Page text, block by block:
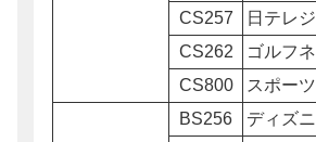
CS257
日テレ
CS262
ゴルフ
CS800
スポー
BS256 ディズ